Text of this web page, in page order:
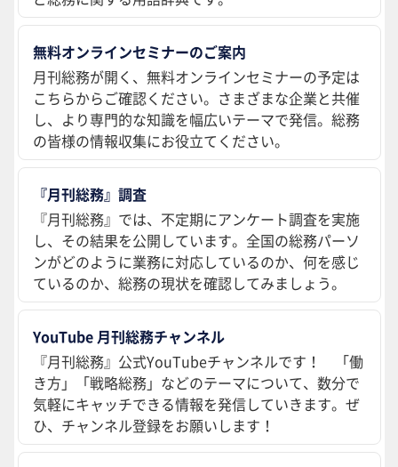
無料オンラインセミナーのご案内
月刊総務が開く、無料オンラインセミナーの予定は
こちらからご確認ください。さまざまな企業と共催
し、より専門的な知識を幅広いテーマで発信。総務
の皆様の情報収集にお役立てください。
『月刊総務』調査
『月刊総務』では、不定期にアンケート調査を実施
し、その結果を公開しています。全国の総務パーソ
ンがどのように業務に対応しているのか、何を感じ
ているのか、総務の現状を確認してみましょう。
YouTube 月刊総務チャンネル
『月刊総務』公式YouTubeチャンネルです！ 「働
き方」「戦略総務」などのテーマについて、数分で
気軽にキャッチできる情報を発信していきます。ぜ
ひ、チャンネル登録をお願いします！